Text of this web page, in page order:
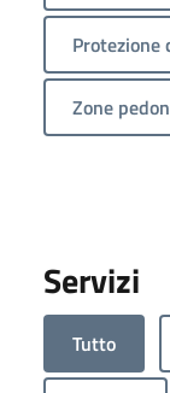
Protezione
Zone
Servizi
Tutto